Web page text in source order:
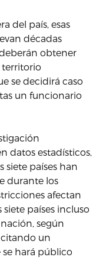
del país, esas
décadas
obtener
territorio
se decidirá caso
un funcionario
datos estadísticos,
siete países han
durante los
afectan
países incluso
según
citando un
hará público